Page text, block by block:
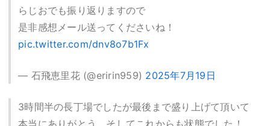
らじおでも振り返りますので
是非感想メール送ってくださいね！
pic.twitter.com/dnv8o7b1Fx
— 石飛恵里花 (@eririn959) 2025年7月19日
3時間半の長丁場でしたが最後まで盛り上げて頂いて
本当にありがとう、そしてこれからも状態でした！